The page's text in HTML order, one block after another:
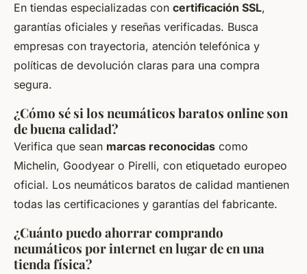
En tiendas especializadas con certificación SSL,
garantías oficiales y reseñas verificadas. Busca
empresas con trayectoria, atención telefónica y
políticas de devolución claras para una compra
segura.
¿Cómo sé si los neumáticos baratos online son
de buena calidad?
Verifica que sean marcas reconocidas como
Michelin, Goodyear o Pirelli, con etiquetado europeo
oficial. Los neumáticos baratos de calidad mantienen
todas las certificaciones y garantías del fabricante.
¿Cuánto puedo ahorrar comprando
neumáticos por internet en lugar de en una
tienda física?